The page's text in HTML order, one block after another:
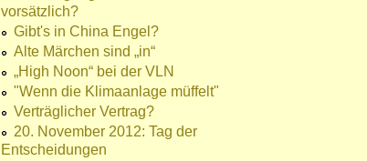
vorsätzlich?
Gibt's in China Engel?
Alte Märchen sind „in“
„High Noon“ bei der VLN
"Wenn die Klimaanlage müffelt"
Verträglicher Vertrag?
20. November 2012: Tag der
Entscheidungen